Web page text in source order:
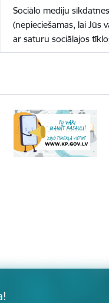
Sociālo mediju sīkdatnes
(nepieciešamas, lai Jūs
ar saturu sociālajos